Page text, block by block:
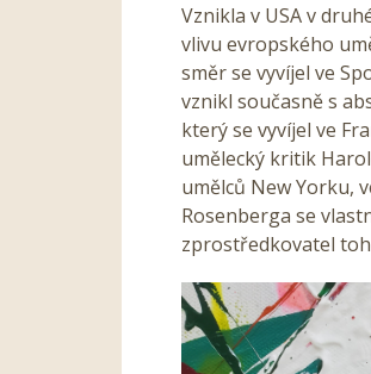
Vznikla v USA v
vlivu evropského
směr se vyvíjel ve
vznikl současně s
který se vyvíjel ve
umělecký kritik
umělců New Yorku,
Rosenberga se
zprostředkovatel